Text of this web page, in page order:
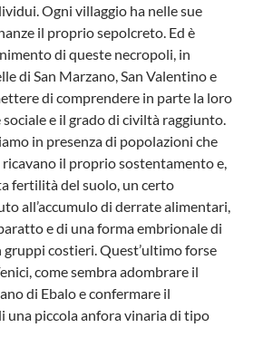
Ogni villaggio ha nelle sue
il proprio sepolcreto. Ed è
di queste necropoli, in
di San Marzano, San Valentino e
di comprendere in parte la loro
e il grado di civiltà raggiunto.
in presenza di popolazioni che
ricavano il proprio sostentamento e,
fertilità del suolo, un certo
all’accumulo di derrate alimentari,
e di una forma embrionale di
gruppi costieri. Quest’ultimo forse
come sembra adombrare il
di Ebalo e confermare il
una piccola anfora vinaria di tipo